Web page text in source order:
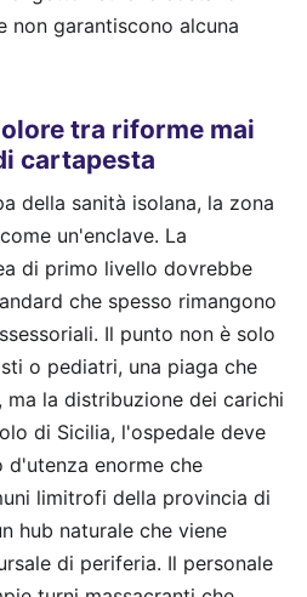
non garantiscono alcuna
tra riforme mai
cartapesta
della sanità isolana, la zona
un'enclave. La
di primo livello dovrebbe
che spesso rimangono
Il punto non è solo
o pediatri, una piaga che
la distribuzione dei carichi
di Sicilia, l'ospedale deve
enorme che
limitrofi della provincia di
hub naturale che viene
di periferia. Il personale